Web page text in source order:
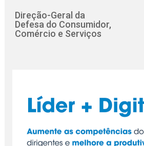
Direção-Geral da
Defesa do Consumidor,
Comércio e Serviços